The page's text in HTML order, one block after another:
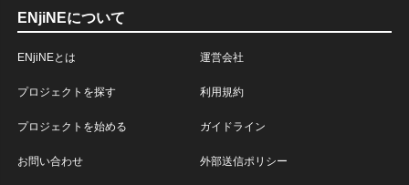
ENjiNEについて
ENjiNEとは
プロジェクトを探す
プロジェクトを始める
お問い合わせ
運営会社
利用規約
ガイドライン
外部送信ポリシー